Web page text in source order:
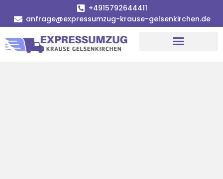
+4915792644411
anfrage@expressumzug-krause-gelsenkirchen.de